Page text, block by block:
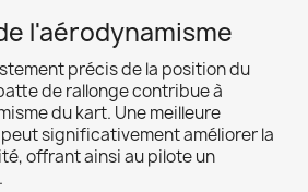
l'aérodynamisme
précis de la position du
de rallonge contribue à
du kart. Une meilleure
significativement améliorer la
offrant ainsi au pilote un